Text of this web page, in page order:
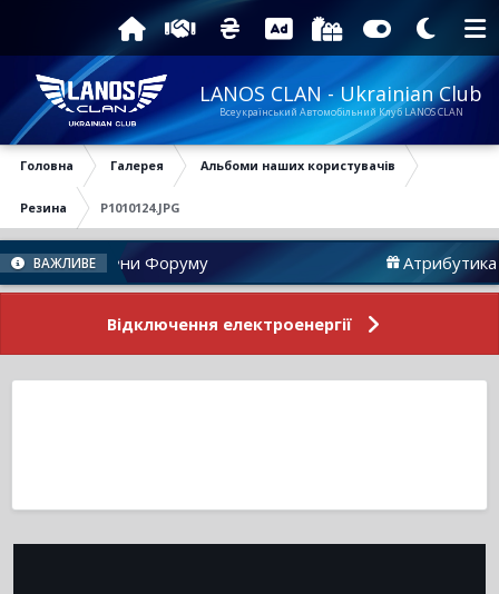
LANOS CLAN - Ukrainian Club
Всеукраїнський Автомобільний Клуб LANOS CLAN
Головна Галерея Альбоми наших користувачів
Резина P1010124.JPG
ВАЖЛИВЕ
Новини Форуму Атрибутика
Відключення електроенергії